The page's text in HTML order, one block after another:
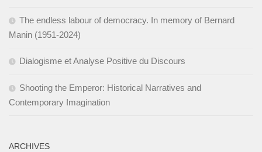
The endless labour of democracy. In memory of Bernard
Manin (1951-2024)
Dialogisme et Analyse Positive du Discours
Shooting the Emperor: Historical Narratives and
Contemporary Imagination
ARCHIVES